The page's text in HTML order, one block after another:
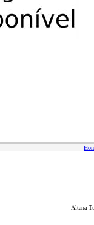
Altana